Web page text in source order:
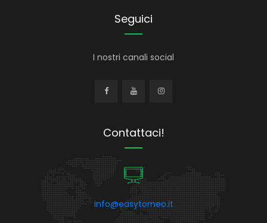
Seguici
I nostri canali social
Contattaci!
info@easytorneo.it